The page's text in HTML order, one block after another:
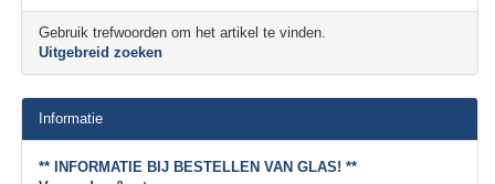
Gebruik trefwoorden om het artikel te vinden.
Uitgebreid zoeken
Informatie
** INFORMATIE BIJ BESTELLEN VAN GLAS! **